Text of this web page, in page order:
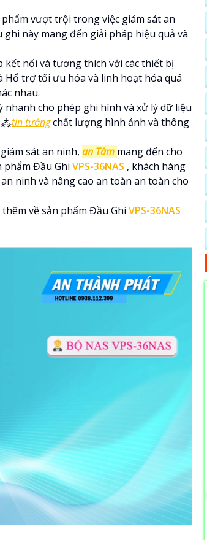
vượt trội trong việc giám sát an
này mang đến giải pháp hiệu quả và
kết nối và tương thích với các thiết bị
trợ tối ưu hóa và linh hoạt hóa quá
nhau.
nhanh cho phép ghi hình và xử lý dữ liệu
⁂tin tưởngchất lượng hình ảnh và thông
sát an ninh, an Tâm mang đến cho
phẩm Đầu Ghi VPS-36NAS , khách hàng
ninh và nâng cao an toàn an toàn cho
về sản phẩm Đầu Ghi VPS-36NAS